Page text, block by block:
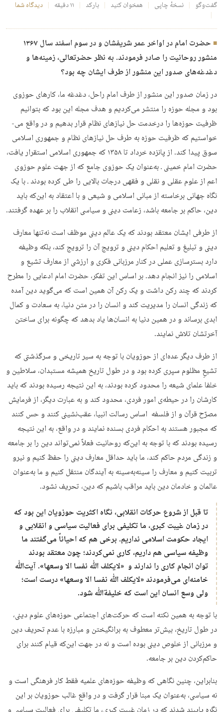
گفت‌وگو نسخهٔ چاپی همخوان کنید بارکد ۱۱ دقیقه دیدگاه شما
حضرت امام در اواخر عمر شریفشان و در سوم اسفند سال ۱۳۶۷
منشور روحانیت را صادر فرمودند. به نظر حضرت­عالی، زمینه‌­ها و
دغدغه­‌های صدور این منشور از طرف ایشان چه بود؟
در زمان صدور این منشور از طرف امام راحل، دغدغه ما، کارهای حوزوی
بود و مجله حوزه را منتشر می­‌کردیم و هدف مجله این بود که بتوانیم
ظرفیت حوزه­‌ها را درخدمت حل نیازهای نظام قرار بدهیم و در واقع می‌­
خواستیم که ظرفیت حوزه به طرف حل نیازهای نظام و جمهوری اسلامی
سوق پیدا کند. از پانزده خرداد تا ۱۳۵۸ که جمهوری اسلامی استقرار یافت،
حضرت امام خمینی ـ به‌عنوان یک حوزوی جامع که از جهت علوم حوزوی
اعم از علوم عقلی و نقلی و فقهی درجات بالایی را طی کرده بودند ـ با یک
نگاه جهانی برخاسته از مبانی اسلامی و شیعی و با اعتقاد به این‌که باید
دین، حاکم بر جامعه باشد، زعامت دینی و سیاسی انقلاب را بر عهده گرفتند.
از طرفی ایشان معتقد بودند که یک عالم دینی موظف است نه‌تنها معارف
دینی و تبلیغ و تعلیم احکام دینی و ترویج آن را ترویج کند، بلکه وظیفه
دارد بسترسازی عملی در کنار مرزبانی فکری و ارزشی از معارف تشیع و
اسلامی را نیز انجام دهد. بر اساس این تفکر، حضرت امام ادعایی را مطرح
کردند که چند رکن داشت و یک رکن آن همین است که می‌گوید دین آمده
که زندگی انسان را مدیریت کند و انسان را در متن دنیا، به سعادت و کمال
ابدی برساند و در همین دنیا به انسان­‌ها یاد بدهد که چگونه برای ساختن
آخرتشان تلاش نمایند.
از طرف دیگر عده‌­ای از حوزویان با توجه به سیر تاریخی و سرگذشتی که
تشیعِ مظلوم سپری کرده بود و در طول تاریخ همیشه مستبدان، سلاطین و
خلفا علمای شیعه را محدود کرده بودند، به این نتیجه رسیده بودند که باید
کارشان را در حیطه­‌ی امور فردی، محدود کند و به عبارت دیگر، از فرمایش
مصرّح قرآن و از فلسفه­ اساس رسالت انبیا، عقب‌نشینی کنند و حس کنند
که مجبور هستند به احکام فردی بسنده نمایند و در واقع، به این نتیجه
رسیده بودند که با توجه به این‌که روحانیت فعلاً نمی‌­تواند دین را بر جامعه
و زندگی مردم حاکم کند، ما باید حداقل معارف دینی را حفظ کنیم و نیرو
تربیت کنیم و معارف را سینه‌به‌سینه به آیندگان منتقل کنیم و ما به‌عنوان
عالمان و خادمان دین باید مراقب باشیم که دین، تحریف نشود.
تا قبل از شروع حرکات انقلابی، نگاه اکثریت حوزویان این بود که
در زمان غیبت کبری، ما تکلیفی برای فعالیت سیاسی و انقلابی و
ایجاد حکومت اسلامی نداریم. برخی هم که احیاناً می‌­گفتند ما
وظیفه سیاسی هم داریم، کاری نمی‌کردند؛ چون معتقد بودند
توان انجام کاری را ندارند و «لایکلف ﷲ نفسا الا وسعها». آیت‌­ﷲ
خامنه‌­ای می‌­فرمودند «لایکلف ﷲ نفسا الا وسعها» درست است؛
ولی وسع انسان این است که خلیفة‌ﷲ شود.
با توجه به همین نکته است که حرکت­‌های اجتماعی حوزه­‌های علوم دینی،
در طول تاریخ، بیش‌تر معطوف به برانگیختن و مبارزه با عدم تحریف دین
و مرزبانی از خلوص دینی بوده است و نه در جهت این‌که قیام کنند برای
حاکم‌کردن دین بر جامعه.
بنابراین، چنین نگاهی که وظیفه حوزه­‌های علمیه فقط کار فرهنگی است و
نه سیاسی، به‌عنوان یک مبنا قرار گرفت و در واقع غالب حوزویان بر این